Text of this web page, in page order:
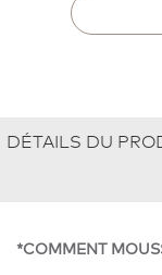
DÉTAILS DU
*COMMENT